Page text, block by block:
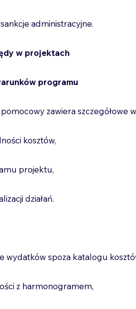
administracyjne.
w projektach
programu
zawiera szczegółowe
kosztów,
projektu,
działań.
wydatków spoza katalogu
z harmonogramem,